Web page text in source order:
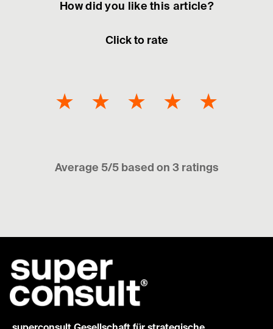
How did you like this article?
Click to rate
★ ★ ★ ★ ★
Average 5/5 based on 3 ratings